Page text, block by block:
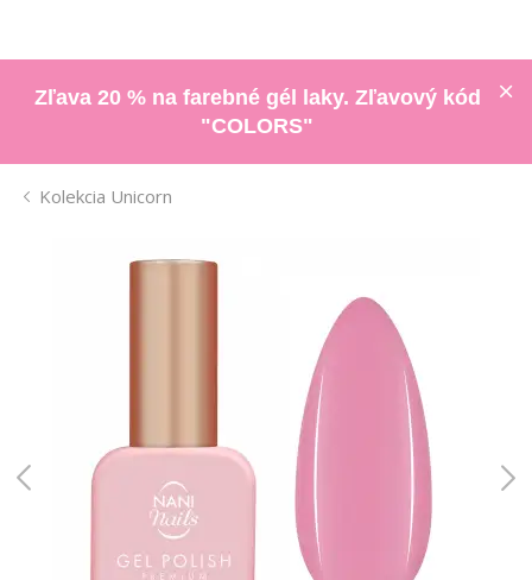
Zľava 20 % na farebné gél laky. Zľavový kód
"COLORS"
Kolekcia Unicorn